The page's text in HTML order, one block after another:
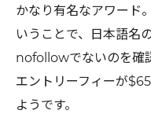
かなり有名なアワード
いうことで、日本語名
nofollowでないのを確
エントリーフィーが
ようです。